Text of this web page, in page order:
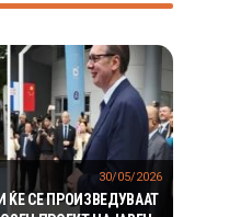
СЕ ПРОИЗВЕДУВААТ
30/05/2026